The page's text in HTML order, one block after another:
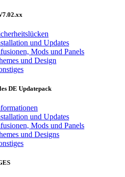
und Updates
Mods und Panels
und Design
DE Updatepack
und Updates
Mods und Panels
und Designs